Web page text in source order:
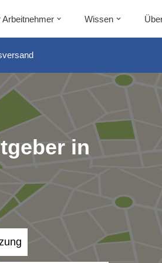
Arbeitnehmer Wissen
in